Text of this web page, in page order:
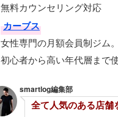
無料カウンセリング対応
カーブス
女性専門の月額会員制ジム。
初心者から高い年代層まで
smartlog編集部
全て人気のある店舗